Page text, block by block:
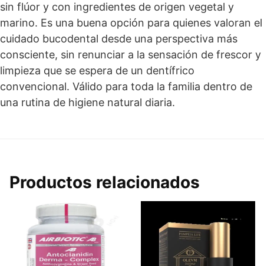
sin flúor y con ingredientes de origen vegetal y
marino. Es una buena opción para quienes valoran el
cuidado bucodental desde una perspectiva más
consciente, sin renunciar a la sensación de frescor y
limpieza que se espera de un dentífrico
convencional. Válido para toda la familia dentro de
una rutina de higiene natural diaria.
Productos relacionados